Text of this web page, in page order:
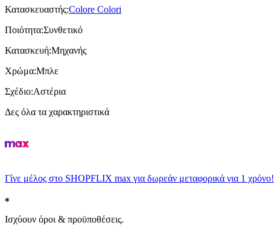
Κατασκευαστής:Colore Colori
Ποιότητα:Συνθετικό
Κατασκευή:Μηχανής
Χρώμα:Μπλε
Σχέδιο:Αστέρια
Δες όλα τα χαρακτηριστικά
Γίνε μέλος στο SHOPFLIX max για δωρεάν μεταφορικά για 1 χρόνο!
Ισχύουν όροι & προϋποθέσεις.